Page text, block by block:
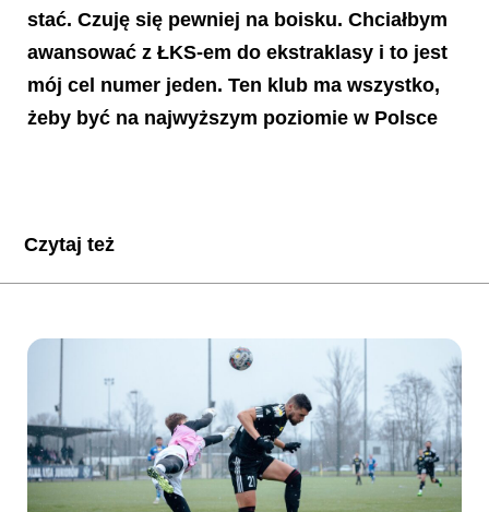
stać. Czuję się pewniej na boisku. Chciałbym
awansować z ŁKS-em do ekstraklasy i to jest
mój cel numer jeden. Ten klub ma wszystko,
żeby być na najwyższym poziomie w Polsce
Czytaj też